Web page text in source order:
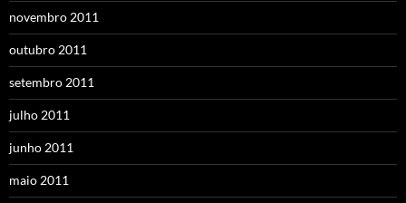
novembro 2011
outubro 2011
setembro 2011
julho 2011
junho 2011
maio 2011